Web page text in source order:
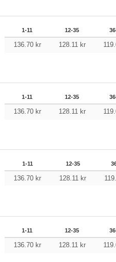
1-11 12-35
136.70 kr 128.11 kr
1-11 12-35
136.70 kr 128.11 kr
1-11 12-35
136.70 kr 128.11 kr
1-11 12-35
136.70 kr 128.11 kr